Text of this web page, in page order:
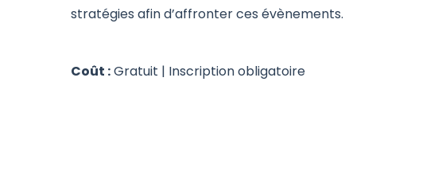
stratégies afin d’affronter ces évènements.
Coût : Gratuit | Inscription obligatoire